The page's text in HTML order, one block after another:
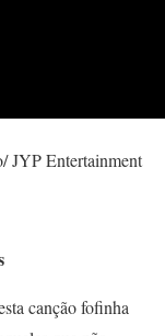
JYP Entertainment
canção fofinha